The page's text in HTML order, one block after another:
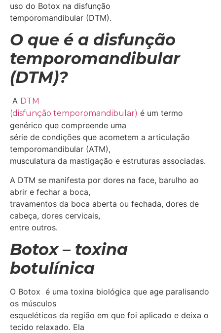
uso do Botox na disfunção
temporomandibular (DTM).
O que é a disfunção
temporomandibular
(DTM)?
A DTM
(disfunção temporomandibular) é um termo
genérico que compreende uma
série de condições que acometem a articulação
temporomandibular (ATM),
musculatura da mastigação e estruturas associadas.
A DTM se manifesta por dores na face, barulho ao
abrir e fechar a boca,
travamentos da boca aberta ou fechada, dores de
cabeça, dores cervicais,
entre outros.
Botox – toxina
botulínica
O Botox é uma toxina biológica que age paralisando
os músculos
esqueléticos da região em que foi aplicado e deixa o
tecido relaxado. Ela